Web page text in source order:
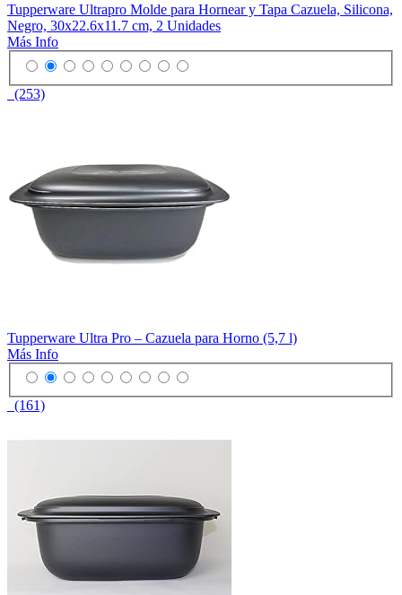
Tupperware Ultrapro Molde para Hornear y Tapa Cazuela, Silicona,
Negro, 30x22.6x11.7 cm, 2 Unidades
Más Info
(253)
Tupperware Ultra Pro – Cazuela para Horno (5,7 l)
Más Info
(161)